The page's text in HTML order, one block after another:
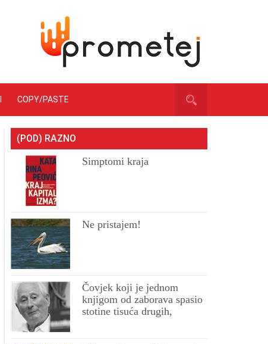
COPY/PASTE
(POD) RAZNO
Simptomi kraja
Ne pristajem!
Čovjek koji je jednom
knjigom od zaborava spasio
stotine tisuća drugih,